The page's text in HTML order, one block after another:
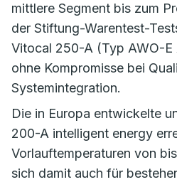
mittlere Segment bis zum
der Stiftung-Warentest-
Vitocal 250-A (Typ AWO-E
ohne Kompromisse bei
Systemintegration.
Die in Europa entwickelte
200-A intelligent energy
Vorlauftemperaturen von
sich damit auch für